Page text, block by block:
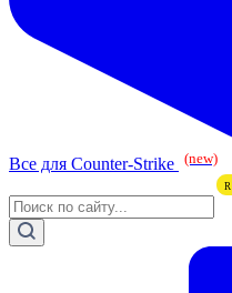
Все для Counter-Strike (new)